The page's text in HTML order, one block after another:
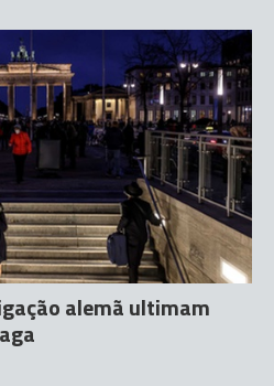
alemã ultimam